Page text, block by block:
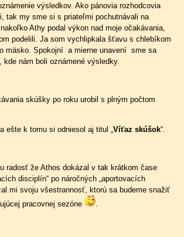
výsledkov. Ako pánovia rozhodcovia
tak my sme si s priateľmi pochutnávali na
Athy podal výkon nad moje očakávania,
podelili. Ja som vychlipkala šťavu s chlebíkom
mäsko. Spokojní a mierne unavení sme sa
kde nám boli oznámené výsledky.
skúšky po roku urobil s plným počtom
a ešte k tomu si odniesol aj titul „Víťaz skúšok“.
radosť že Athos dokázal v tak krátkom čase
disciplín“ po náročných „aportovacích
mi svoju všestrannosť, ktorú sa budeme snažiť
pracovnej sezóne